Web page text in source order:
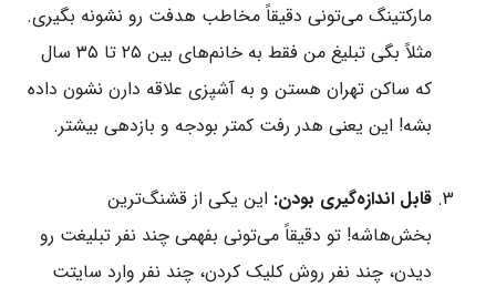
مارکتینگ می‌تونی دقیقاً مخاطب هدفت رو نشونه بگیری.
مثلاً بگی تبلیغ من فقط به خانم‌های بین ۲۵ تا ۳۵ سال
که ساکن تهران هستن و به آشپزی علاقه دارن نشون داده
بشه! این یعنی هدر رفت کمتر بودجه و بازدهی بیشتر.
قابل اندازه‌گیری بودن: این یکی از قشنگ‌ترین
بخش‌هاشه! تو دقیقاً می‌تونی بفهمی چند نفر تبلیغت رو
دیدن، چند نفر روش کلیک کردن، چند نفر وارد سایتت